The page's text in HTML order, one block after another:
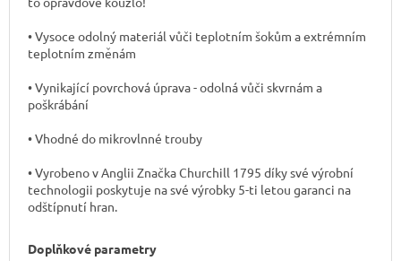
• Vysoce odolný materiál vůči teplotním šokům a extrémním
teplotním změnám
• Vynikající povrchová úprava - odolná vůči skvrnám a
poškrábání
• Vhodné do mikrovlnné trouby
• Vyrobeno v Anglii Značka Churchill 1795 díky své výrobní
technologii poskytuje na své výrobky 5-ti letou garanci na
odštípnutí hran.
Doplňkové parametry